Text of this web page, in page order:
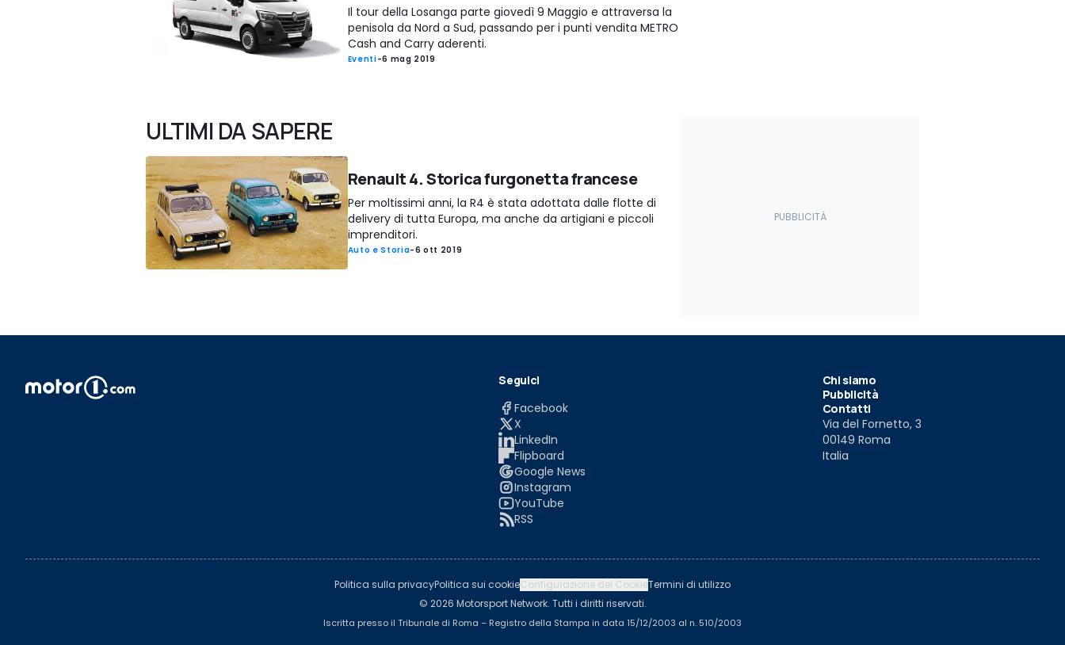
Il tour della Losanga parte giovedì 9 Maggio e attraversa la
penisola da Nord a Sud, passando per i punti vendita METRO
Cash and Carry aderenti.
Eventi-6 mag 2019
ULTIMI DA SAPERE
Renault 4. Storica furgonetta francese
Per moltissimi anni, la R4 è stata adottata dalle flotte di
delivery di tutta Europa, ma anche da artigiani e piccoli
imprenditori.
Auto e Storia-6 ott 2019
Seguici
Facebook
X
LinkedIn
Flipboard
Google News
Instagram
YouTube
RSS
Chi siamo
Pubblicità
Contatti
Via del Fornetto, 3
00149 Roma
Italia
Politica sulla privacyPolitica sui cookieConfigurazione dei CookieTermini di utilizzo
© 2026 Motorsport Network. Tutti i diritti riservati.
Iscritta presso il Tribunale di Roma – Registro della Stampa in data 15/12/2003 al n. 510/2003